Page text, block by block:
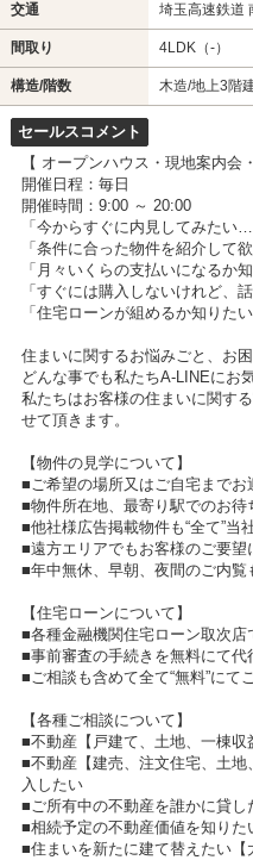
交通 埼玉高速鉄道
間取り 4LDK（-）
構造/階数 木造/地上3階
セールスコメント
【 オープンハウス・現地案内会
開催日程：毎日
開催時間：9:00 ～ 20:00
「今からすぐに内見してみたい…
「条件に合った物件を紹介して
「月々いくらの支払いになるか
「すぐには購入しないけれど、
「住宅ローンが組めるか知りた
住まいに関するお悩みごと、お困
どんな事でも私たちA-LINEにお
私たちはお客様の住まいに関す
せて頂きます。
【物件の見学について】
■ご希望の場所又はご自宅までお
■物件所在地、最寄り駅でのお待
■他社様広告掲載物件も“全て”当
■遠方エリアでもお客様のご要望
■年中無休、早朝、夜間のご内覧
【住宅ローンについて】
■各種金融機関住宅ローン取次店
■事前審査の手続きを無料にて代
■ご相談も含めて全て“無料”にて
【各種ご相談について】
■不動産【戸建て、土地、一棟収
■不動産【建売、注文住宅、土
入したい
■ご所有中の不動産を誰かに貸し
■相続予定の不動産価値を知りた
■住まいを新たに建て替えたい【